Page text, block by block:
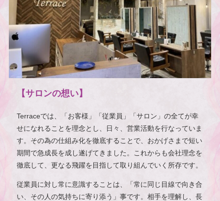
【サロンの想い】
Terraceでは、「お客様」「従業員」「サロン」の全てが幸
せになれることを理念とし、日々、営業活動を行なっていま
す。その為の仕組み化を徹底することで、おかげさまで短い
期間で急成長を成し遂げてきました。これからも会社理念を
徹底して、更なる飛躍を目指して取り組んでいく所存です。
従業員に対し常に意識することは、「常に同じ目線で向き合
い、その人の気持ちに寄り添う」事です。相手を理解し、長